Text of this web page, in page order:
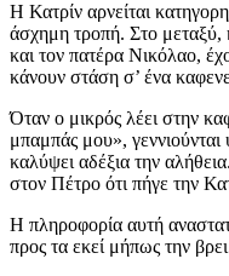
Η Κατρίν αρνείται
άσχημη τροπή. Στο
και τον πατέρα Νικόλαο,
κάνουν στάση σ’ ένα
Όταν ο μικρός λέει στην
μπαμπάς μου»,
καλύψει αδέξια την
στον Πέτρο ότι πήγε την
Η πληροφορία αυτή
προς τα εκεί μήπως την